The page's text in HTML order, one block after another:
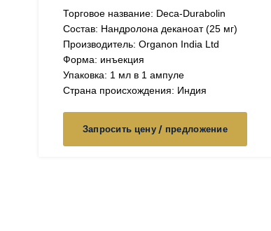
Торговое название: Deca-Durabolin
Состав: Нандролона деканоат (25 мг)
Производитель: Organon India Ltd
Форма: инъекция
Упаковка: 1 мл в 1 ампуле
Страна происхождения: Индия
Запросить цену / предложение